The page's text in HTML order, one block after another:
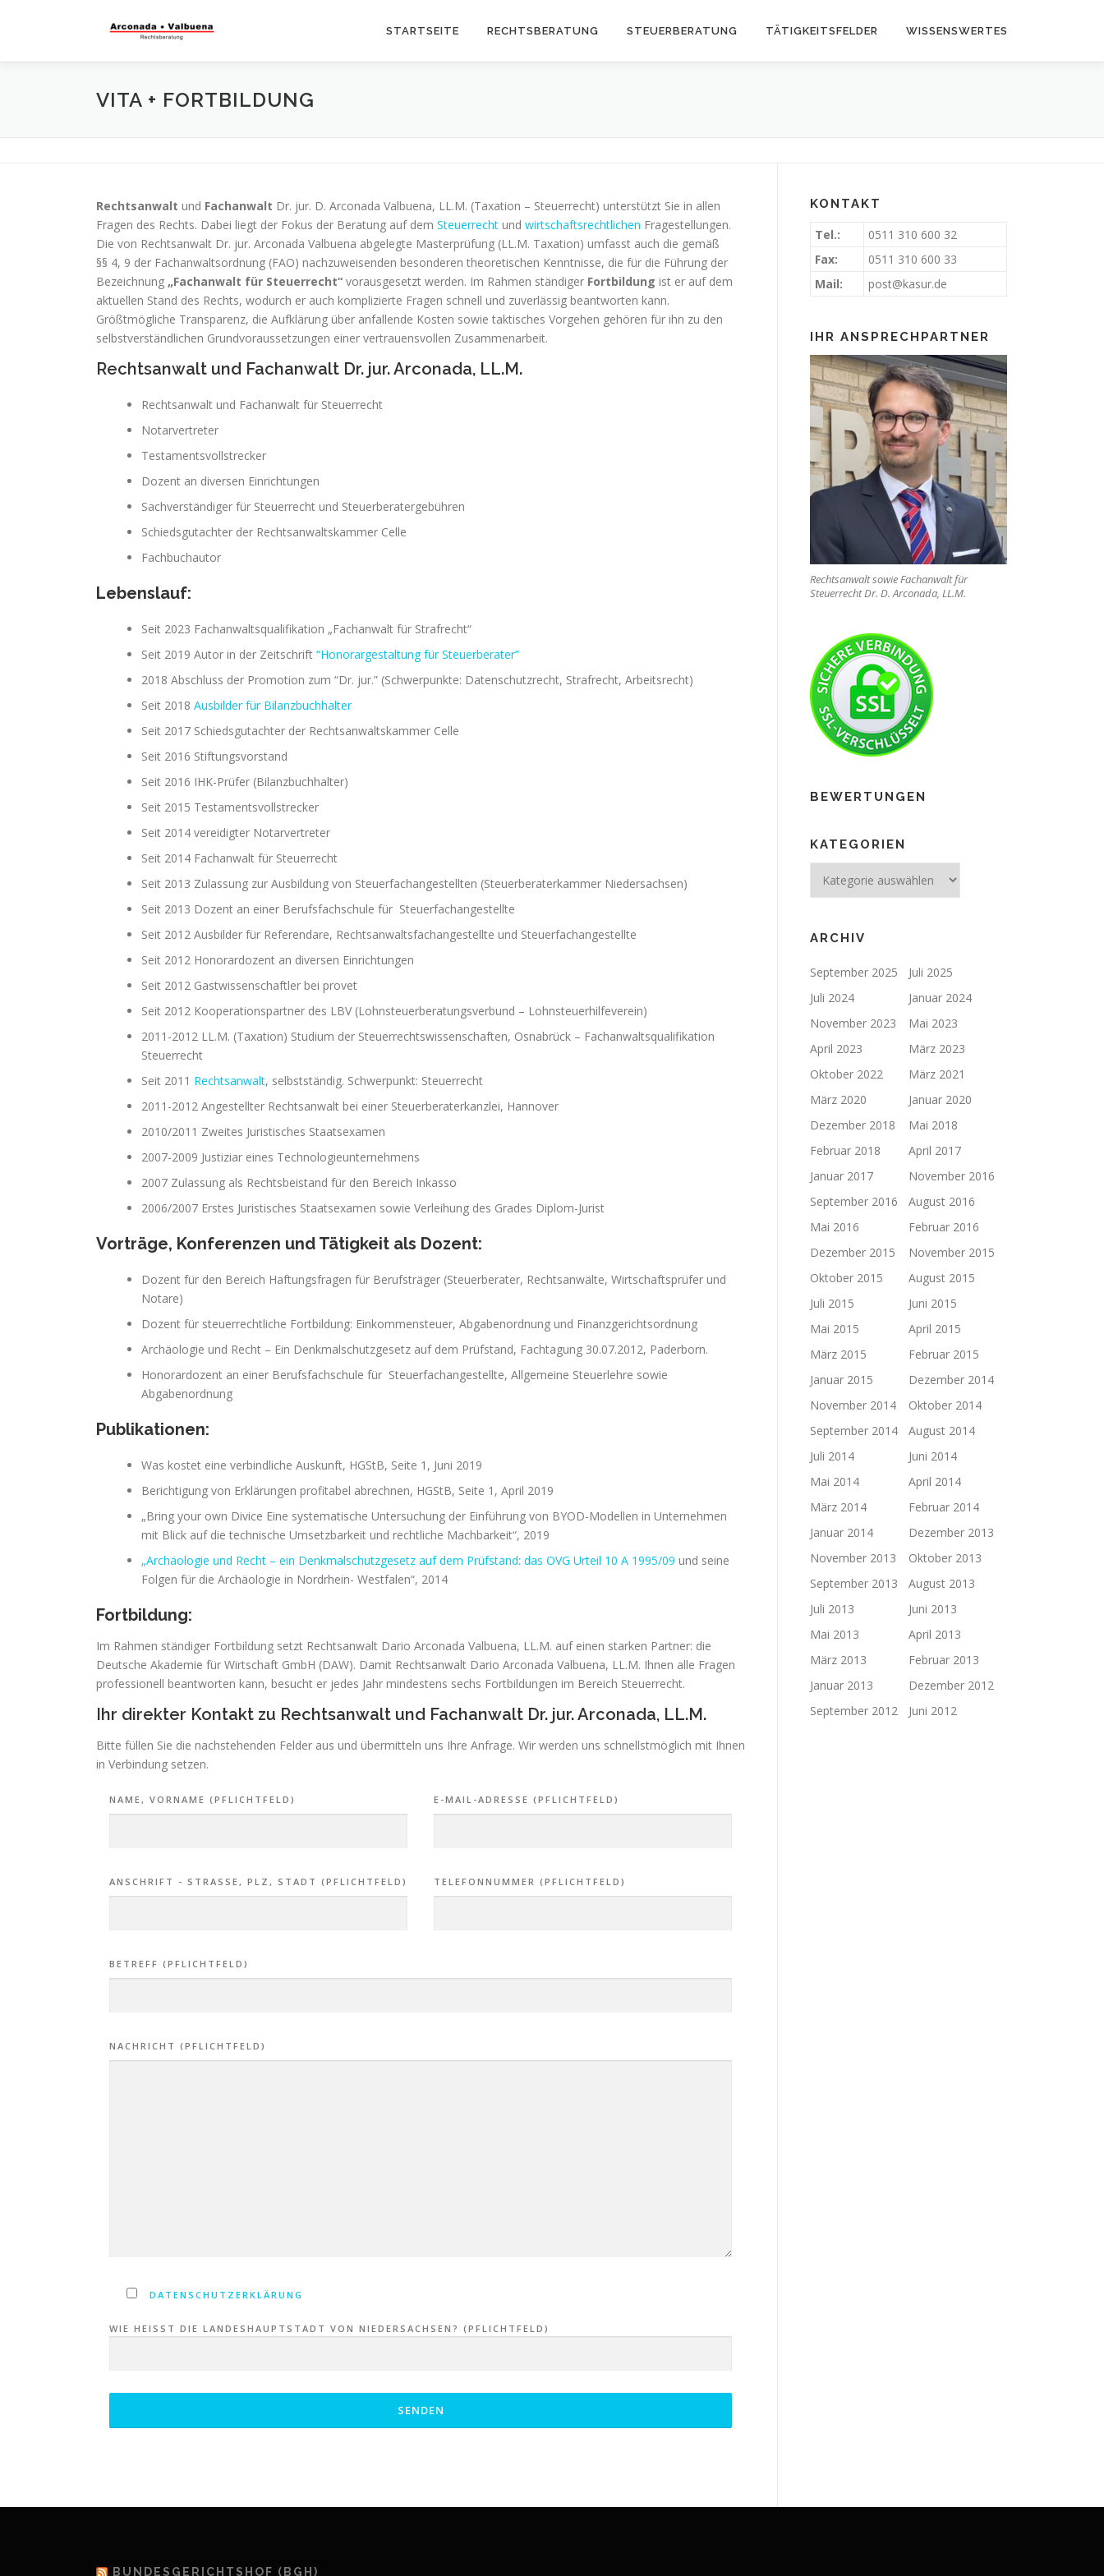
STARTSEITE RECHTSBERATUNG STEUERBERATUNG TÄTIGKEITSFELDER WISSENSWERTES
VITA + FORTBILDUNG
Rechtsanwalt und Fachanwalt Dr. jur. D. Arconada Valbuena, LL.M. (Taxation – Steuerrecht) unterstützt Sie in allen
Fragen des Rechts. Dabei liegt der Fokus der Beratung auf dem Steuerrecht und wirtschaftsrechtlichen Fragestellungen.
Die von Rechtsanwalt Dr. jur. Arconada Valbuena abgelegte Masterprüfung (LL.M. Taxation) umfasst auch die gemäß
§§ 4, 9 der Fachanwaltsordnung (FAO) nachzuweisenden besonderen theoretischen Kenntnisse, die für die Führung der
Bezeichnung „Fachanwalt für Steuerrecht“ vorausgesetzt werden. Im Rahmen ständiger Fortbildung ist er auf dem
aktuellen Stand des Rechts, wodurch er auch komplizierte Fragen schnell und zuverlässig beantworten kann.
Größtmögliche Transparenz, die Aufklärung über anfallende Kosten sowie taktisches Vorgehen gehören für ihn zu den
selbstverständlichen Grundvoraussetzungen einer vertrauensvollen Zusammenarbeit.
Rechtsanwalt und Fachanwalt Dr. jur. Arconada, LL.M.
Rechtsanwalt und Fachanwalt für Steuerrecht
Notarvertreter
Testamentsvollstrecker
Dozent an diversen Einrichtungen
Sachverständiger für Steuerrecht und Steuerberatergebühren
Schiedsgutachter der Rechtsanwaltskammer Celle
Fachbuchautor
Lebenslauf:
Seit 2023 Fachanwaltsqualifikation „Fachanwalt für Strafrecht“
Seit 2019 Autor in der Zeitschrift “Honorargestaltung für Steuerberater”
2018 Abschluss der Promotion zum “Dr. jur.” (Schwerpunkte: Datenschutzrecht, Strafrecht, Arbeitsrecht)
Seit 2018 Ausbilder für Bilanzbuchhalter
Seit 2017 Schiedsgutachter der Rechtsanwaltskammer Celle
Seit 2016 Stiftungsvorstand
Seit 2016 IHK-Prüfer (Bilanzbuchhalter)
Seit 2015 Testamentsvollstrecker
Seit 2014 vereidigter Notarvertreter
Seit 2014 Fachanwalt für Steuerrecht
Seit 2013 Zulassung zur Ausbildung von Steuerfachangestellten (Steuerberaterkammer Niedersachsen)
Seit 2013 Dozent an einer Berufsfachschule für Steuerfachangestellte
Seit 2012 Ausbilder für Referendare, Rechtsanwaltsfachangestellte und Steuerfachangestellte
Seit 2012 Honorardozent an diversen Einrichtungen
Seit 2012 Gastwissenschaftler bei provet
Seit 2012 Kooperationspartner des LBV (Lohnsteuerberatungsverbund – Lohnsteuerhilfeverein)
2011-2012 LL.M. (Taxation) Studium der Steuerrechtswissenschaften, Osnabrück – Fachanwaltsqualifikation
Steuerrecht
Seit 2011 Rechtsanwalt, selbstständig. Schwerpunkt: Steuerrecht
2011-2012 Angestellter Rechtsanwalt bei einer Steuerberaterkanzlei, Hannover
2010/2011 Zweites Juristisches Staatsexamen
2007-2009 Justiziar eines Technologieunternehmens
2007 Zulassung als Rechtsbeistand für den Bereich Inkasso
2006/2007 Erstes Juristisches Staatsexamen sowie Verleihung des Grades Diplom-Jurist
Vorträge, Konferenzen und Tätigkeit als Dozent:
Dozent für den Bereich Haftungsfragen für Berufsträger (Steuerberater, Rechtsanwälte, Wirtschaftsprüfer und
Notare)
Dozent für steuerrechtliche Fortbildung: Einkommensteuer, Abgabenordnung und Finanzgerichtsordnung
Archäologie und Recht – Ein Denkmalschutzgesetz auf dem Prüfstand, Fachtagung 30.07.2012, Paderborn.
Honorardozent an einer Berufsfachschule für Steuerfachangestellte, Allgemeine Steuerlehre sowie
Abgabenordnung
Publikationen:
Was kostet eine verbindliche Auskunft, HGStB, Seite 1, Juni 2019
Berichtigung von Erklärungen profitabel abrechnen, HGStB, Seite 1, April 2019
„Bring your own Divice Eine systematische Untersuchung der Einführung von BYOD-Modellen in Unternehmen
mit Blick auf die technische Umsetzbarkeit und rechtliche Machbarkeit“, 2019
„Archäologie und Recht – ein Denkmalschutzgesetz auf dem Prüfstand: das OVG Urteil 10 A 1995/09 und seine
Folgen für die Archäologie in Nordrhein- Westfalen“, 2014
Fortbildung:
Im Rahmen ständiger Fortbildung setzt Rechtsanwalt Dario Arconada Valbuena, LL.M. auf einen starken Partner: die
Deutsche Akademie für Wirtschaft GmbH (DAW). Damit Rechtsanwalt Dario Arconada Valbuena, LL.M. Ihnen alle Fragen
professionell beantworten kann, besucht er jedes Jahr mindestens sechs Fortbildungen im Bereich Steuerrecht.
Ihr direkter Kontakt zu Rechtsanwalt und Fachanwalt Dr. jur. Arconada, LL.M.
Bitte füllen Sie die nachstehenden Felder aus und übermitteln uns Ihre Anfrage. Wir werden uns schnellstmöglich mit Ihnen
in Verbindung setzen.
NAME, VORNAME (PFLICHTFELD) E-MAIL-ADRESSE (PFLICHTFELD)
ANSCHRIFT - STRASSE, PLZ, STADT (PFLICHTFELD) TELEFONNUMMER (PFLICHTFELD)
BETREFF (PFLICHTFELD)
NACHRICHT (PFLICHTFELD)
DATENSCHUTZERKLÄRUNG
WIE HEISST DIE LANDESHAUPTSTADT VON NIEDERSACHSEN? (PFLICHTFELD)
KONTAKT
Tel.:
0511 310 600 32
Fax:
0511 310 600 33
Mail:
post@kasur.de
IHR ANSPRECHPARTNER
Rechtsanwalt sowie Fachanwalt für
Steuerrecht Dr. D. Arconada, LL.M.
BEWERTUNGEN
KATEGORIEN
ARCHIV
September 2025
Juli 2025
Juli 2024
Januar 2024
November 2023
Mai 2023
April 2023
März 2023
Oktober 2022
März 2021
März 2020
Januar 2020
Dezember 2018
Mai 2018
Februar 2018
April 2017
Januar 2017
November 2016
September 2016
August 2016
Mai 2016
Februar 2016
Dezember 2015
November 2015
Oktober 2015
August 2015
Juli 2015
Juni 2015
Mai 2015
April 2015
März 2015
Februar 2015
Januar 2015
Dezember 2014
November 2014
Oktober 2014
September 2014
August 2014
Juli 2014
Juni 2014
Mai 2014
April 2014
März 2014
Februar 2014
Januar 2014
Dezember 2013
November 2013
Oktober 2013
September 2013
August 2013
Juli 2013
Juni 2013
Mai 2013
April 2013
März 2013
Februar 2013
Januar 2013
Dezember 2012
September 2012
Juni 2012
BUNDESGERICHTSHOF (BGH)